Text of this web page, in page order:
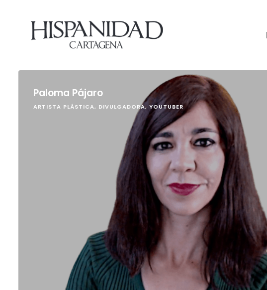
Paloma Pájaro
ARTISTA PLÁSTICA, DIVULGADORA, YOUTUBER